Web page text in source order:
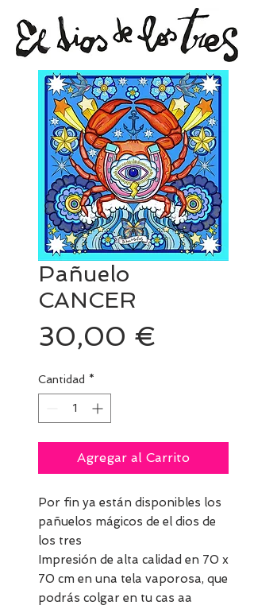
Pañuelo
CANCER
30,00 €
Cantidad *
Agregar al Carrito
Por fin ya están disponibles los
pañuelos mágicos de el dios de
los tres
Impresión de alta calidad en 70 x
70 cm en una tela vaporosa, que
podrás colgar en tu cas aa